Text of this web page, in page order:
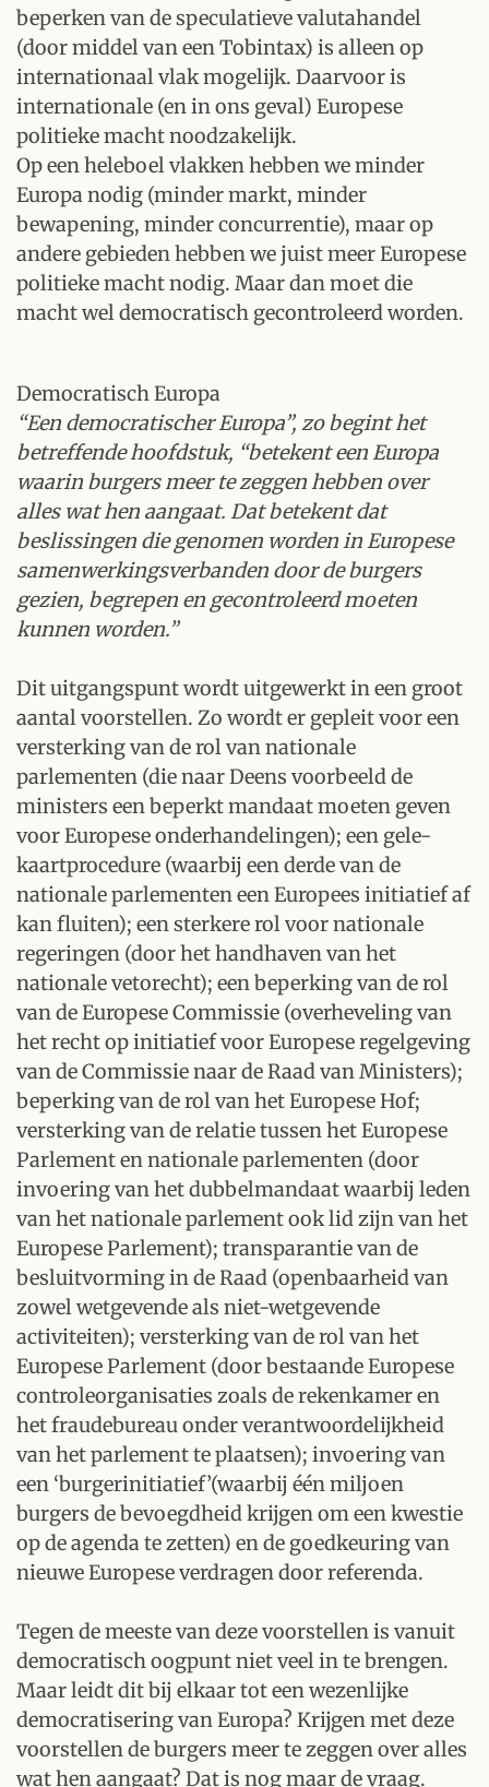
beperken van de speculatieve valutahandel
(door middel van een Tobintax) is alleen op
internationaal vlak mogelijk. Daarvoor is
internationale (en in ons geval) Europese
politieke macht noodzakelijk.
Op een heleboel vlakken hebben we minder
Europa nodig (minder markt, minder
bewapening, minder concurrentie), maar op
andere gebieden hebben we juist meer Europese
politieke macht nodig. Maar dan moet die
macht wel democratisch gecontroleerd worden.
Democratisch Europa
“Een democratischer Europa”, zo begint het
betreffende hoofdstuk, “betekent een Europa
waarin burgers meer te zeggen hebben over
alles wat hen aangaat. Dat betekent dat
beslissingen die genomen worden in Europese
samenwerkingsverbanden door de burgers
gezien, begrepen en gecontroleerd moeten
kunnen worden.”
Dit uitgangspunt wordt uitgewerkt in een groot
aantal voorstellen. Zo wordt er gepleit voor een
versterking van de rol van nationale
parlementen (die naar Deens voorbeeld de
ministers een beperkt mandaat moeten geven
voor Europese onderhandelingen); een gele-
kaartprocedure (waarbij een derde van de
nationale parlementen een Europees initiatief af
kan fluiten); een sterkere rol voor nationale
regeringen (door het handhaven van het
nationale vetorecht); een beperking van de rol
van de Europese Commissie (overheveling van
het recht op initiatief voor Europese regelgeving
van de Commissie naar de Raad van Ministers);
beperking van de rol van het Europese Hof;
versterking van de relatie tussen het Europese
Parlement en nationale parlementen (door
invoering van het dubbelmandaat waarbij leden
van het nationale parlement ook lid zijn van het
Europese Parlement); transparantie van de
besluitvorming in de Raad (openbaarheid van
zowel wetgevende als niet-wetgevende
activiteiten); versterking van de rol van het
Europese Parlement (door bestaande Europese
controleorganisaties zoals de rekenkamer en
het fraudebureau onder verantwoordelijkheid
van het parlement te plaatsen); invoering van
een ‘burgerinitiatief’(waarbij één miljoen
burgers de bevoegdheid krijgen om een kwestie
op de agenda te zetten) en de goedkeuring van
nieuwe Europese verdragen door referenda.
Tegen de meeste van deze voorstellen is vanuit
democratisch oogpunt niet veel in te brengen.
Maar leidt dit bij elkaar tot een wezenlijke
democratisering van Europa? Krijgen met deze
voorstellen de burgers meer te zeggen over alles
wat hen aangaat? Dat is nog maar de vraag.